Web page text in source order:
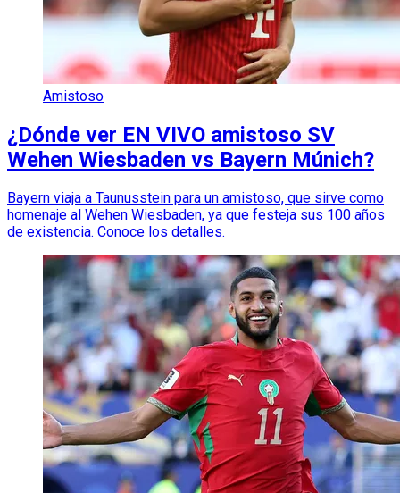
Amistoso
¿Dónde ver EN VIVO amistoso SV
Wehen Wiesbaden vs Bayern Múnich?
Bayern viaja a Taunusstein para un amistoso, que sirve como
homenaje al Wehen Wiesbaden, ya que festeja sus 100 años
de existencia. Conoce los detalles.